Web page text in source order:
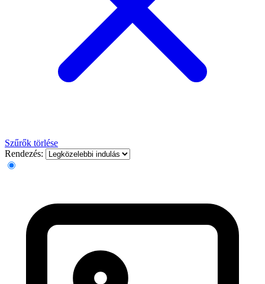
Szűrők törlése
Rendezés: